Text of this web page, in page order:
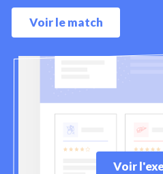
Voir le match
Voir